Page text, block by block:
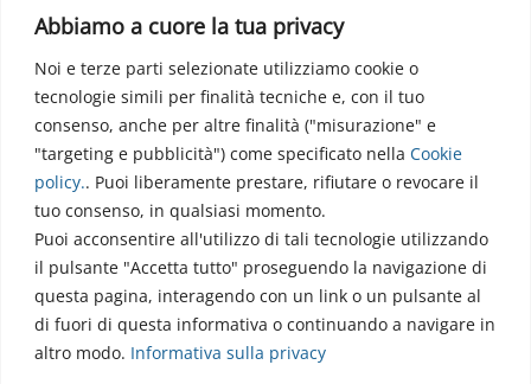
Abbiamo a cuore la tua privacy
Noi e terze parti selezionate utilizziamo cookie o
tecnologie simili per finalità tecniche e, con il tuo
consenso, anche per altre finalità ("misurazione" e
"targeting e pubblicità") come specificato nella Cookie
policy.. Puoi liberamente prestare, rifiutare o revocare il
tuo consenso, in qualsiasi momento.
Puoi acconsentire all'utilizzo di tali tecnologie utilizzando
il pulsante "Accetta tutto" proseguendo la navigazione di
questa pagina, interagendo con un link o un pulsante al
di fuori di questa informativa o continuando a navigare in
altro modo. Informativa sulla privacy
Via dell’Elettronica
86077 Pozzilli (IS)
☏ 0865/915407
segreteriapolodidattico@neuromed.it